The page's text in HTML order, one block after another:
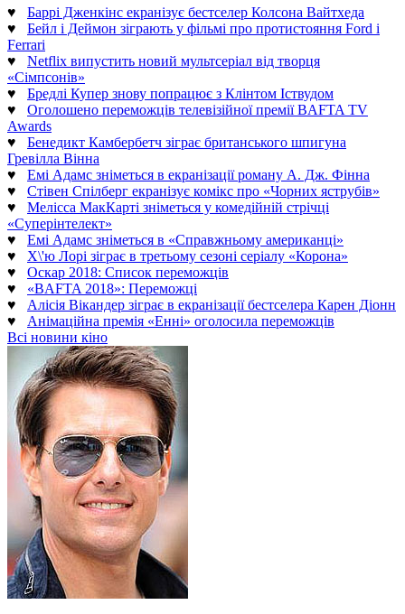
♥ Баррі Дженкінс екранізує бестселер Колсона Вайтхеда
♥ Бейл і Деймон зіграють у фільмі про протистояння Ford і
Ferrari
♥ Netflix випустить новий мультсеріал від творця
«Сімпсонів»
♥ Бредлі Купер знову попрацює з Клінтом Іствудом
♥ Оголошено переможців телевізійної премії BAFTA TV
Awards
♥ Бенедикт Камбербетч зіграє британського шпигуна
Гревілла Вінна
♥ Емі Адамс зніметься в екранізації роману А. Дж. Фінна
♥ Стівен Спілберг екранізує комікс про «Чорних яструбів»
♥ Мелісса МакКарті зніметься у комедійній стрічці
«Суперінтелект»
♥ Емі Адамс зніметься в «Справжньому американці»
♥ Х\'ю Лорі зіграє в третьому сезоні серіалу «Корона»
♥ Оскар 2018: Список переможців
♥ «BAFTA 2018»: Переможці
♥ Алісія Вікандер зіграє в екранізації бестселера Карен Діонн
♥ Анімаційна премія «Енні» оголосила переможців
Всі новини кіно